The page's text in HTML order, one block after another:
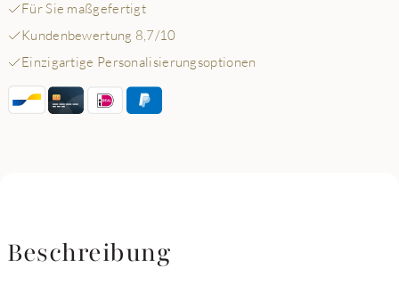
Für Sie maßgefertigt
Kundenbewertung 8,7/10
Einzigartige Personalisierungsoptionen
Beschreibung